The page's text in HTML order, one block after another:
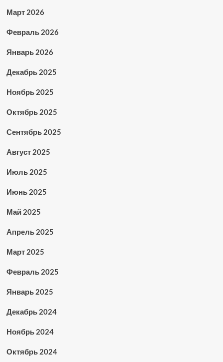
Март 2026
Февраль 2026
Январь 2026
Декабрь 2025
Ноябрь 2025
Октябрь 2025
Сентябрь 2025
Август 2025
Июль 2025
Июнь 2025
Май 2025
Апрель 2025
Март 2025
Февраль 2025
Январь 2025
Декабрь 2024
Ноябрь 2024
Октябрь 2024